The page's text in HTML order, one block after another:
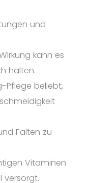
und
kann es
halten.
Pflege beliebt,
Falten zu
Vitaminen
versorgt.